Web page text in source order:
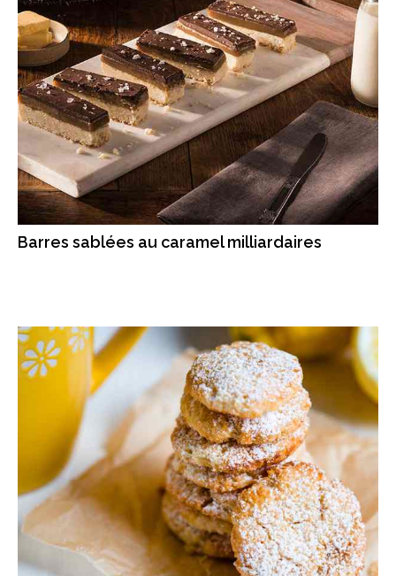
Barres sablées au caramel milliardaires